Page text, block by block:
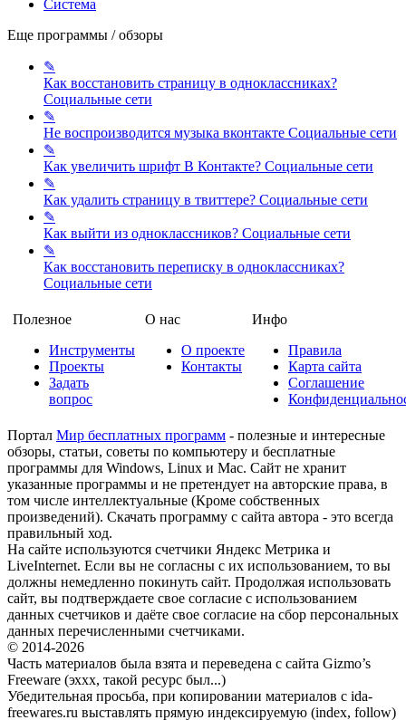
Система
Еще программы / обзоры
✎
Как восстановить страницу в одноклассниках?
Социальные сети
✎
Не воспроизводится музыка вконтакте Социальные сети
✎
Как увеличить шрифт В Контакте? Социальные сети
✎
Как удалить страницу в твиттере? Социальные сети
✎
Как выйти из одноклассников? Социальные сети
✎
Как восстановить переписку в одноклассниках?
Социальные сети
Полезное
Инструменты
Проекты
Задать
вопрос
О нас
О проекте
Контакты
Инфо
Правила
Карта сайта
Соглашение
Портал Мир бесплатных программ - полезные и интересные
обзоры, статьи, советы по компьютеру и бесплатные
программы для Windows, Linux и Mac. Сайт не хранит
указанные программы и не претендует на авторские права, в
том числе интеллектуальные (Кроме собственных
произведений). Скачать программу с сайта автора - это всегда
правильный ход.
На сайте используются счетчики Яндекс Метрика и
LiveInternet. Если вы не согласны с их использованием, то вы
должны немедленно покинуть сайт. Продолжая использовать
сайт, вы подтверждаете свое согласие с использованием
данных счетчиков и даёте свое согласие на сбор персональных
данных перечисленными счетчиками.
© 2014-2026
Часть материалов была взята и переведена с сайта Gizmo’s
Freeware (эххх, такой ресурс был...)
Убедительная просьба, при копировании материалов с ida-
freewares.ru выставлять прямую индексируемую (index, follow)